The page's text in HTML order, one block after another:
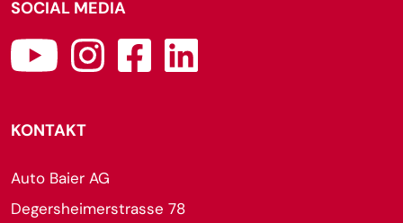
SOCIAL MEDIA
KONTAKT
Auto Baier AG
Degersheimerstrasse 78